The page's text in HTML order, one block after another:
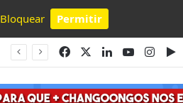
Bloquear Permitir
FacebookLinkedInYouTube